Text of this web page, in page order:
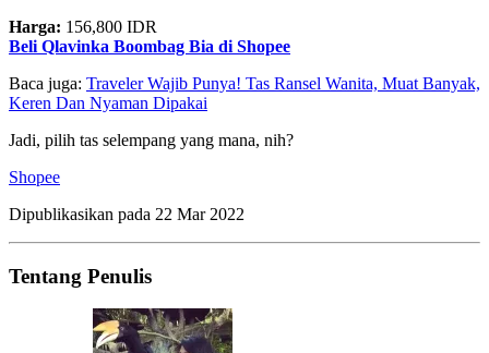
Harga: 156,800 IDR
Beli Qlavinka Boombag Bia di Shopee
Baca juga: Traveler Wajib Punya! Tas Ransel Wanita, Muat Banyak,
Keren Dan Nyaman Dipakai
Jadi, pilih tas selempang yang mana, nih?
Shopee
Dipublikasikan pada 22 Mar 2022
Tentang Penulis